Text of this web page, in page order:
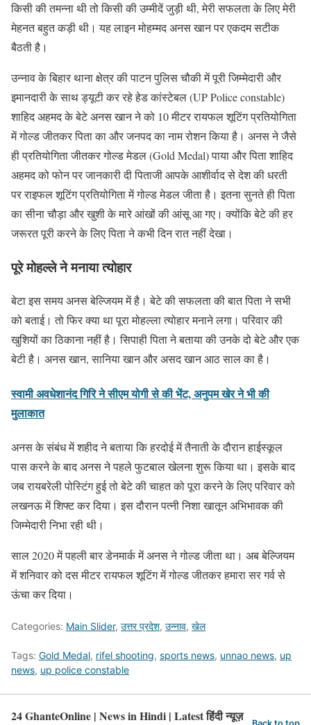
किसी की तमन्ना थी तो किसी की उम्मीदें जुड़ी थी, मेरी सफलता के लिए मेरी
मेहनत बहुत कड़ी थी। यह लाइन मोहम्मद अनस खान पर एकदम सटीक
बैठती है।
उन्नाव के बिहार थाना क्षेत्र की पाटन पुलिस चौकी में पूरी जिम्मेदारी और
इमानदारी के साथ ड्यूटी कर रहे हेड कांस्टेबल (UP Police constable)
शाहिद अहमद के बेटे अनस खान ने को 10 मीटर रायफल शूटिंग प्रतियोगिता
में गोल्ड जीतकर पिता का और जनपद का नाम रोशन किया है। अनस ने जैसे
ही प्रतियोगिता जीतकर गोल्ड मेडल (Gold Medal) पाया और पिता शाहिद
अहमद को फोन पर जानकारी दी पिताजी आपके आशीर्वाद से देश की धरती
पर राइफल शूटिंग प्रतियोगिता में गोल्ड मेडल जीता है। इतना सुनते ही पिता
का सीना चौड़ा और खुशी के मारे आंखों की आंसू आ गए। क्योंकि बेटे की हर
जरूरत पूरी करने के लिए पिता ने कभी दिन रात नहीं देखा।
पूरे मोहल्ले ने मनाया त्योहार
बेटा इस समय अनस बेल्जियम में है। बेटे की सफलता की बात पिता ने सभी
को बताई। तो फिर क्या था पूरा मोहल्ला त्योहार मनाने लगा। परिवार की
खुशियों का ठिकाना नहीं है। सिपाही पिता ने बताया की उनके दो बेटे और एक
बेटी है। अनस खान, सानिया खान और असद खान आठ साल का है।
स्वामी अवधेशानंद गिरि ने सीएम योगी से की भेंट, अनुपम खेर ने भी की
मुलाकात
अनस के संबंध में शहीद ने बताया कि हरदोई में तैनाती के दौरान हाईस्कूल
पास करने के बाद अनस ने पहले फुटबाल खेलना शुरू किया था। इसके बाद
जब रायबरेली पोस्टिंग हुई तो बेटे की चाहत को पूरा करने के लिए परिवार को
लखनऊ में शिफ्ट कर दिया। इस दौरान पत्नी निशा खातून अभिभावक की
जिम्मेदारी निभा रही थी।
साल 2020 में पहली बार डेनमार्क में अनस ने गोल्ड जीता था। अब बेल्जियम
में शनिवार को दस मीटर रायफल शूटिंग में गोल्ड जीतकर हमारा सर गर्व से
ऊंचा कर दिया।
Categories: Main Slider, उत्तर प्रदेश, उन्नाव, खेल
Tags: Gold Medal, rifel shooting, sports news, unnao news, up
news, up police constable
24 GhanteOnline | News in Hindi | Latest हिंदी न्यूज़